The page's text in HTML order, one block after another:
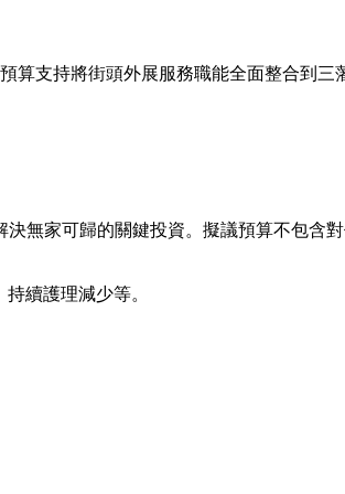
算支持將街頭外展服務職能全面整合到三
無家可歸的關鍵投資。擬議預算不包含
續護理減少等。